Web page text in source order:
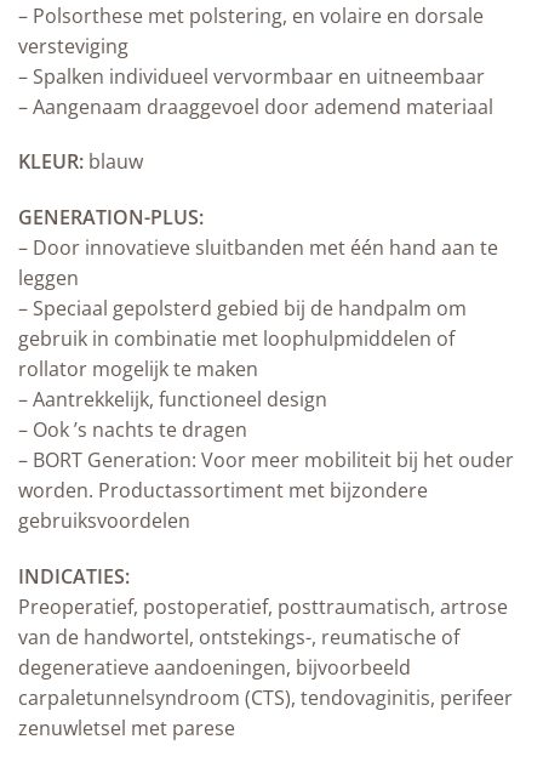
– Polsorthese met polstering, en volaire en dorsale
versteviging
– Spalken individueel vervormbaar en uitneembaar
– Aangenaam draaggevoel door ademend materiaal
KLEUR: blauw
GENERATION-PLUS:
– Door innovatieve sluitbanden met één hand aan te
leggen
– Speciaal gepolsterd gebied bij de handpalm om
gebruik in combinatie met loophulpmiddelen of
rollator mogelijk te maken
– Aantrekkelijk, functioneel design
– Ook ’s nachts te dragen
– BORT Generation: Voor meer mobiliteit bij het ouder
worden. Productassortiment met bijzondere
gebruiksvoordelen
INDICATIES:
Preoperatief, postoperatief, posttraumatisch, artrose
van de handwortel, ontstekings-, reumatische of
degeneratieve aandoeningen, bijvoorbeeld
carpaletunnelsyndroom (CTS), tendovaginitis, perifeer
zenuwletsel met parese